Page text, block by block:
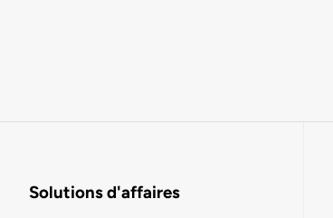
Solutions d'affaires